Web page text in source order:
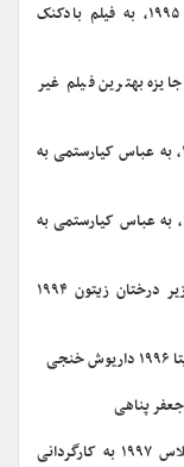
-جایزه دوربین طلایی جشنواره فیلم کن، فرانسه، ۱۹۹۵، به فیلم بادکنک
جزو ۵ نامزد نهایی جایزه بهترین فیلم غیر
-جایزه روبرتو روسلینی در جشنواره کن، فرانسه ۱۹۹۲، به عباس کیارستمی به
-جایزه فرانسوا تروفو در جشنواره فیلم جیفونی ۱۹۹۲، به عباس کیارستمی به
-نامزدی نخل طلایی جشنواره فیلم کن برای فیلم زیر درختان زیتون ۱۹۹۴
پناهی
– نخل طلای جشنواره فیلم کن برای فیلم طعم گیلاس ۱۹۹۷ به کارگردانی